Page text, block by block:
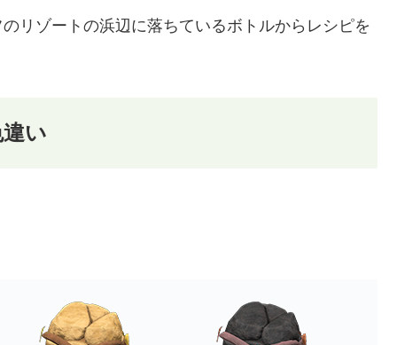
リゾートの浜辺に落ちているボトルからレシピを
い